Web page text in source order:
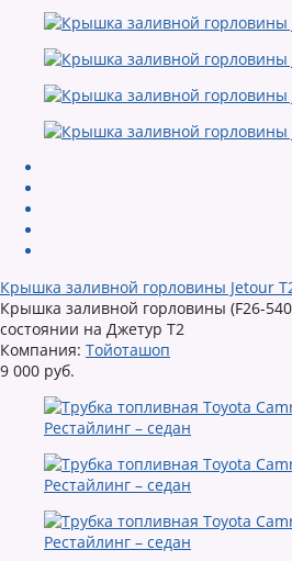
Крышка заливной горловины Jetour
Крышка заливной горловины (F26-
состоянии на Джетур Т2
Компания: Тойоташоп
9 000 руб.